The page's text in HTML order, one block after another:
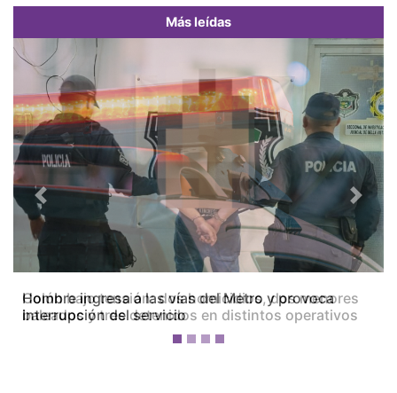
Más leídas
Colón bajo tensión: dos homicidios, dos menores
baleados y tres detenidos en distintos operativos
Previous Next